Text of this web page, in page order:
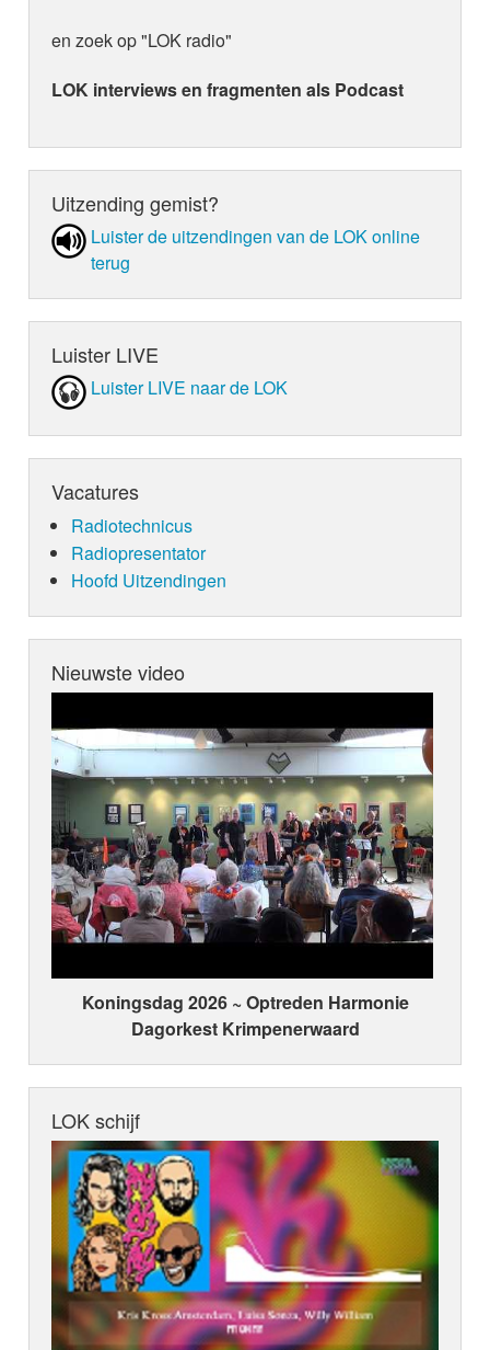
en zoek op "LOK radio"
LOK interviews en fragmenten als Podcast
Uitzending gemist?
Luister de uit­zen­din­gen van de LOK online
terug
Luister LIVE
Luister LIVE naar de LOK
Vacatures
Radiotechnicus
Radiopresentator
Hoofd Uitzendingen
Nieuwste video
Koningsdag 2026 ~ Optreden Harmonie
Dagorkest Krimpenerwaard
LOK schijf